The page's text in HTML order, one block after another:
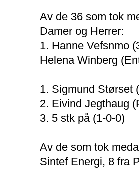
Av de 36 som tok
Damer og Herrer:
1. Hanne Vefsnmo
Helena Winberg
1. Sigmund Størset
2. Eivind Jegthaug
3. 5 stk på (1-0-0)
Av de som tok
Sintef Energi, 8 fra